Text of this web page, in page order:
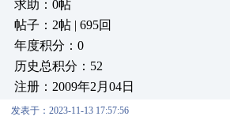
求助：0帖
帖子：2帖 | 695回
年度积分：0
历史总积分：52
注册：2009年2月04日
发表于：2023-11-13 17:57:56